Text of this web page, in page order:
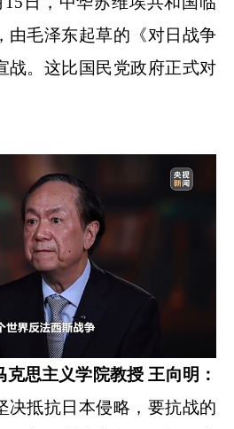
由毛泽东起草的《对日战争
战。这比国民党政府正式对
思主义学院教授 王向明：
决抵抗日本侵略，要抗战的